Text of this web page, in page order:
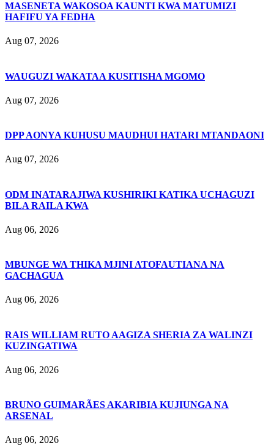
MASENETA WAKOSOA KAUNTI KWA MATUMIZI
HAFIFU YA FEDHA
Aug 07, 2026
WAUGUZI WAKATAA KUSITISHA MGOMO
Aug 07, 2026
DPP AONYA KUHUSU MAUDHUI HATARI MTANDAONI
Aug 07, 2026
ODM INATARAJIWA KUSHIRIKI KATIKA UCHAGUZI
BILA RAILA KWA
Aug 06, 2026
MBUNGE WA THIKA MJINI ATOFAUTIANA NA
GACHAGUA
Aug 06, 2026
RAIS WILLIAM RUTO AAGIZA SHERIA ZA WALINZI
KUZINGATIWA
Aug 06, 2026
BRUNO GUIMARÃES AKARIBIA KUJIUNGA NA
ARSENAL
Aug 06, 2026